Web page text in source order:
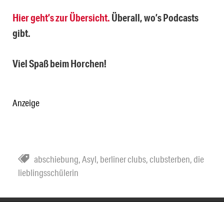
Hier geht’s zur Übersicht. Überall, wo’s Podcasts
gibt.
Viel Spaß beim Horchen!
Anzeige
abschiebung,Asyl, berliner clubs, clubsterben, die
lieblingsschülerin